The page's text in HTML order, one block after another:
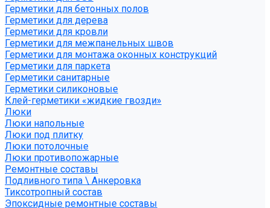
Герметики для бетонных полов
Герметики для дерева
Герметики для кровли
Герметики для межпанельных швов
Герметики для монтажа оконных конструкций
Герметики для паркета
Герметики санитарные
Герметики силиконовые
Клей-герметики «жидкие гвозди»
Люки
Люки напольные
Люки под плитку
Люки потолочные
Люки противопожарные
Ремонтные составы
Подливного типа \ Анкеровка
Тиксотропный состав
Эпоксидные ремонтные составы